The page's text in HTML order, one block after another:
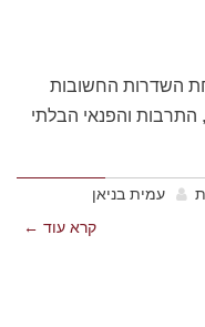
השדרות החשובות
התרבות והפנאי הבלתי
עמית בניאן
קרא עוד ←